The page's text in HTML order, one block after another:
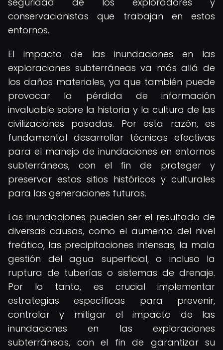
conservacionistas que trabajan en estos
entornos.
El impacto de las inundaciones en las
exploraciones subterráneas va más allá de
los daños materiales, ya que también puede
provocar la pérdida de información
invaluable sobre la historia y la cultura de las
civilizaciones pasadas. Por esta razón, es
fundamental desarrollar técnicas efectivas
para el manejo de inundaciones en entornos
subterráneos, con el fin de proteger y
preservar estos sitios históricos y culturales
para las generaciones futuras.
Las inundaciones pueden ser el resultado de
diversas causas, como el aumento del nivel
freático, las precipitaciones intensas, la mala
gestión del agua superficial, o incluso la
ruptura de tuberías o sistemas de drenaje.
Por lo tanto, es crucial implementar
estrategias específicas para prevenir,
controlar y mitigar el impacto de las
inundaciones en las exploraciones
subterráneas, con el fin de garantizar su